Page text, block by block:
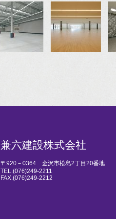
兼六建設株式会社
〒920－0364 金沢市松島2丁目20番地
TEL.(076)249-2211
FAX.(076)249-2212